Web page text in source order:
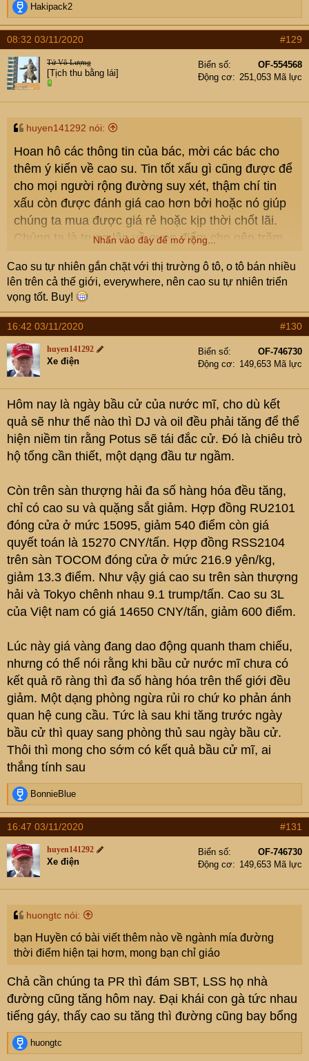
R
e
a
c
t
i
o
n
s
Hakipack2
08:32 03/11/2020 #129
Tứ Vô Lượng
[Tịch thu bằng lái]
Biển số
OF-554568
Động cơ
251,053 Mã lực
huyen141292 nói:
Hoan hô các thông tin của bác, mời các bác cho
thêm ý kiến về cao su. Tin tốt xấu gì cũng được để
cho mọi người rộng đường suy xét, thậm chí tin
xấu còn được đánh giá cao hơn bởi hoặc nó giúp
chúng ta mua được giá rẻ hoặc kịp thời chốt lãi.
Chúng ta là trung lập về quan điểm cho nên trăm
nhợn đều được hoan nghênh
Nhấn vào đây để mở rộng...
Cao su tự nhiên gắn chặt với thị trường ô tô, o tô bán nhiều
lên trên cả thế giới, everywhere, nên cao su tự nhiên triển
vọng tốt. Buy!
16:42 03/11/2020 #130
huyen141292
Xe điện
Biển số
OF-746730
Động cơ
149,653 Mã lực
Hôm nay là ngày bầu cử của nước mĩ, cho dù kết
quả sẽ như thế nào thì DJ và oil đều phải tăng để thể
hiện niềm tin rằng Potus sẽ tái đắc cử. Đó là chiêu trò
hộ tống cần thiết, một dạng đầu tư ngầm.
Còn trên sàn thượng hải đa số hàng hóa đều tăng,
chỉ có cao su và quặng sắt giảm. Hợp đồng RU2101
đóng cửa ở mức 15095, giảm 540 điểm còn giá
quyết toán là 15270 CNY/tấn. Hợp đồng RSS2104
trên sàn TOCOM đóng cửa ở mức 216.9 yên/kg,
giảm 13.3 điểm. Như vậy giá cao su trên sàn thượng
hải và Tokyo chênh nhau 9.1 trump/tấn. Cao su 3L
của Việt nam có giá 14650 CNY/tấn, giảm 600 điểm.
Lúc này giá vàng đang dao động quanh tham chiếu,
nhưng có thể nói rằng khi bầu cử nước mĩ chưa có
kết quả rõ ràng thì đa số hàng hóa trên thế giới đều
giảm. Một dạng phòng ngừa rủi ro chứ ko phản ánh
quan hệ cung cầu. Tức là sau khi tăng trước ngày
bầu cử thì quay sang phòng thủ sau ngày bầu cử.
Thôi thì mong cho sớm có kết quả bầu cử mĩ, ai
thắng tính sau
R
e
a
t
i
o
n
s
BonnieBlue
16:47 03/11/2020 #131
huyen141292
Xe điện
Biển số
OF-746730
Động cơ
149,653 Mã lực
huongtc nói:
bạn Huyền có bài viết thêm nào về ngành mía đường
thời điểm hiện tại hơm, mong bạn chỉ giáo
Chả cần chúng ta PR thì đám SBT, LSS họ nhà
đường cũng tăng hôm nay. Đại khái con gà tức nhau
tiếng gáy, thấy cao su tăng thì đường cũng bay bổng
R
e
huongtc